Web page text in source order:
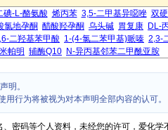
碘-L-酪氨酸 烯丙苯 3,5-二甲基异噁唑 双
氯地孕酮 醋酸羟孕酮 乌头碱 胃复康 DL-
二羟基苯甲酸 1-(4-氯二苯甲基)哌嗪 2,3-
帕明 辅酶Q10 N-异丙基邻苯二甲酰亚胺
明。
行为将被视为对本声明全部内容的认可。
密码等个人资料，未经您的许可，爱化学